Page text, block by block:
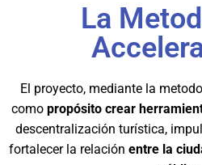
La
El proyecto, mediante la
como propósito crear
descentralización turística,
fortalecer la relación entre la